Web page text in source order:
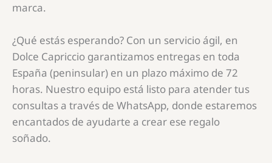
marca.
¿Qué estás esperando? Con un servicio ágil, en
Dolce Capriccio garantizamos entregas en toda
España (peninsular) en un plazo máximo de 72
horas. Nuestro equipo está listo para atender tus
consultas a través de WhatsApp, donde estaremos
encantados de ayudarte a crear ese regalo
soñado.